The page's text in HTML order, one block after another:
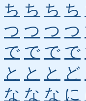
ち ち ち ち
つ つ つ つ
で で で で
と と と ど
な な な に